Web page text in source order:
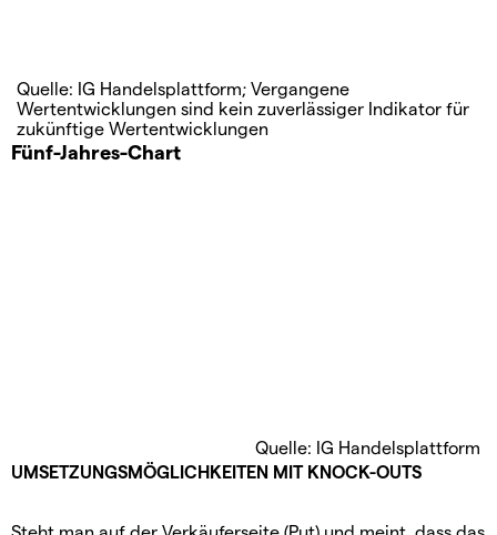
Quelle: IG Handelsplattform; Vergangene
Wertentwicklungen sind kein zuverlässiger Indikator für
zukünftige Wertentwicklungen
Fünf-Jahres-Chart
Quelle: IG Handelsplattform
UMSETZUNGSMÖGLICHKEITEN MIT KNOCK-OUTS
Steht man auf der Verkäuferseite (Put) und meint, dass das